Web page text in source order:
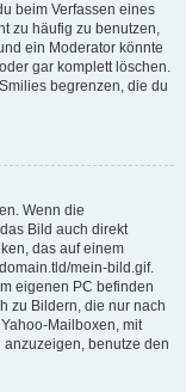
beim Verfassen eines
zu häufig zu benutzen,
ein Moderator könnte
gar komplett löschen.
begrenzen, die du
Wenn die
Bild auch direkt
das auf einem
mein-bild.gif.
eigenen PC befinden
zu Bildern, die nur nach
Mailboxen, mit
benutze den